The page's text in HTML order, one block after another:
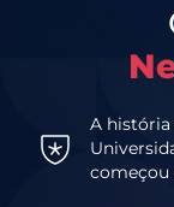
A história
começou